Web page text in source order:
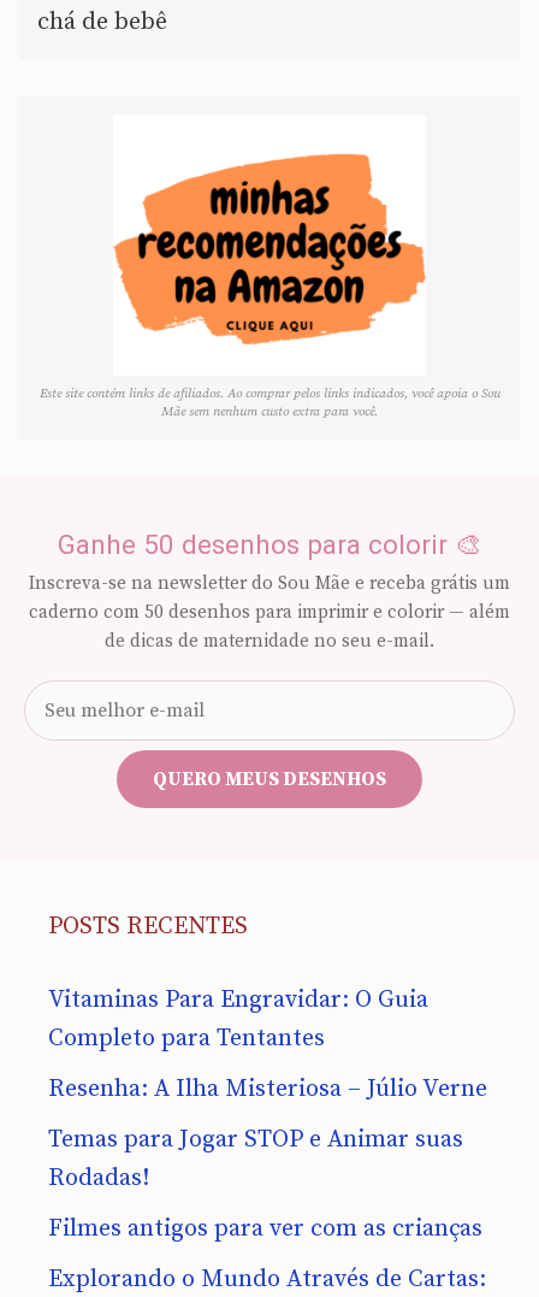
chá de bebê
Este site contém links de afiliados. Ao comprar pelos links indicados, você apoia o Sou
Mãe sem nenhum custo extra para você.
Ganhe 50 desenhos para colorir 🎨
Inscreva-se na newsletter do Sou Mãe e receba grátis um
caderno com 50 desenhos para imprimir e colorir — além
de dicas de maternidade no seu e-mail.
e-
mail
QUERO MEUS DESENHOS
POSTS RECENTES
Vitaminas Para Engravidar: O Guia
Completo para Tentantes
Resenha: A Ilha Misteriosa – Júlio Verne
Temas para Jogar STOP e Animar suas
Rodadas!
Filmes antigos para ver com as crianças
Explorando o Mundo Através de Cartas: